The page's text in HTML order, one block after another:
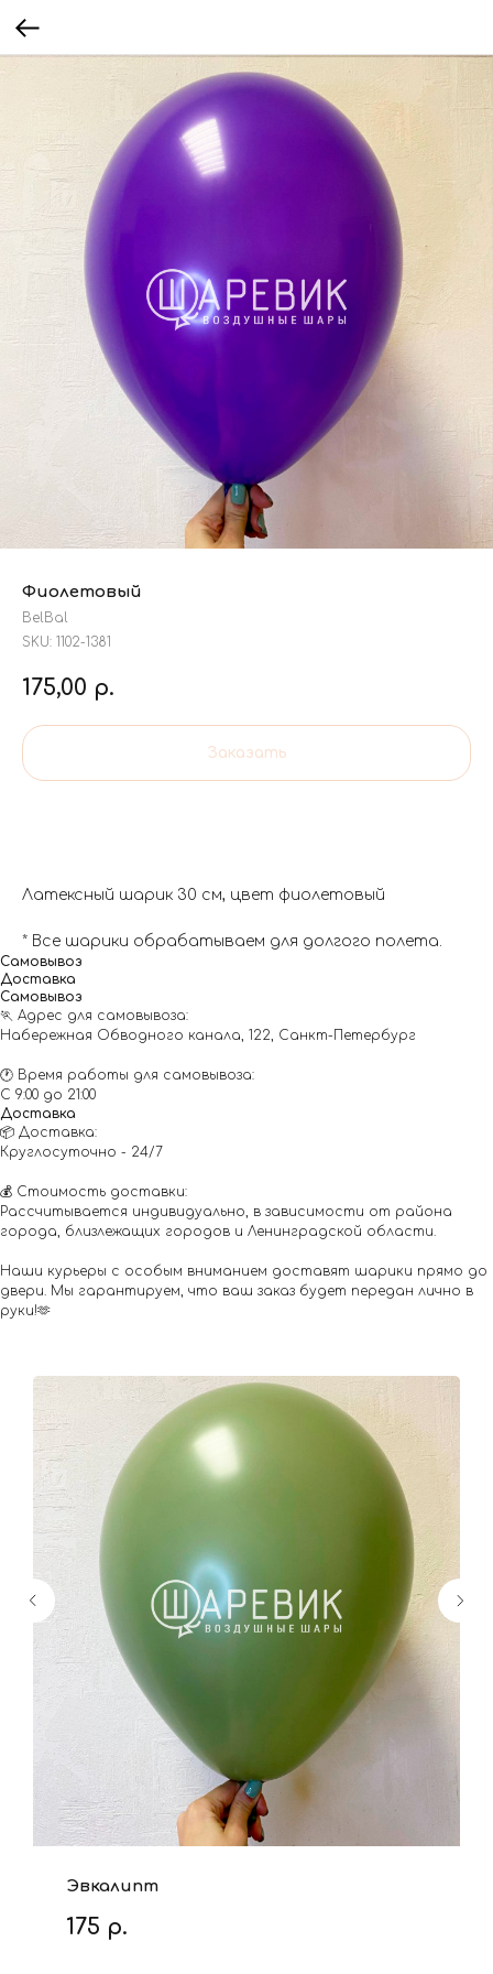
Фиолетовый
BelBal
SKU: 1102-1381
175,00 р.
Заказать
Латексный шарик 30 см, цвет фиолетовый
* Все шарики обрабатываем для долгого полета.
Самовывоз
Доставка
Самовывоз
🏃 Адрес для самовывоза:
Набережная Обводного канала, 122, Санкт-Петербург
🕐 Время работы для самовывоза:
С 9:00 до 21:00
Доставка
📦 Доставка:
Круглосуточно - 24/7
💰 Стоимость доставки:
Рассчитывается индивидуально, в зависимости от района
города, близлежащих городов и Ленинградской области.
Наши курьеры с особым вниманием доставят шарики прямо до
двери. Мы гарантируем, что ваш заказ будет передан лично в
руки!🫶
Эвкалипт
175 р.